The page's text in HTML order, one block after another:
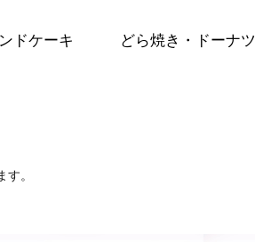
ドケーキ どら焼き・ドーナツ
。